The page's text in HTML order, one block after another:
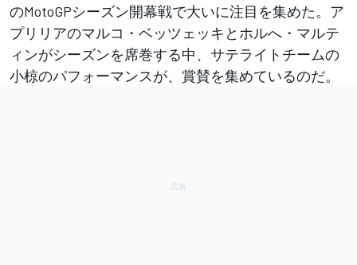
のMotoGPシーズン開幕戦で大いに注目を集めた。ア
プリリアのマルコ・ベッツェッキとホルへ・マルテ
ィンがシーズンを席巻する中、サテライトチームの
小椋のパフォーマンスが、賞賛を集めているのだ。